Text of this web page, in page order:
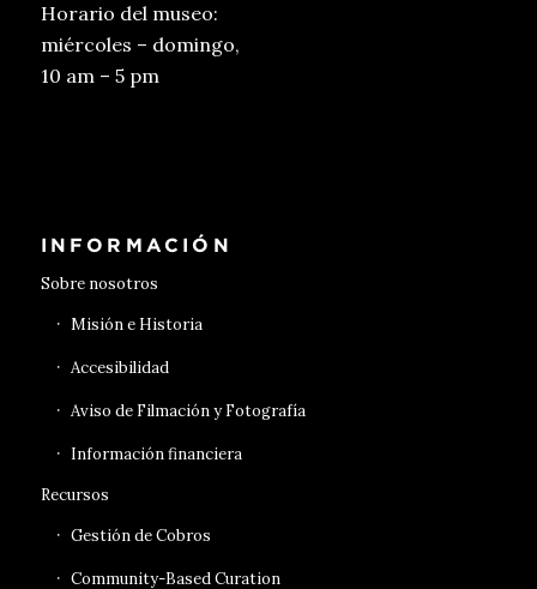
Horario del museo:
miércoles – domingo,
10 am – 5 pm
INFORMACIÓN
Sobre nosotros
Misión e Historia
Accesibilidad
Aviso de Filmación y Fotografía
Información financiera
Recursos
Gestión de Cobros
Community-Based Curation